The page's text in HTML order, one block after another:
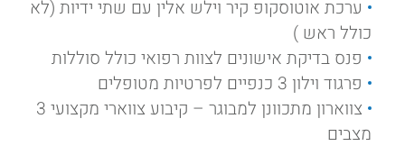
ערכת אוטוסקופ קיר וילש אלין עם שתי ידיות (לא
כולל ראש )
פנס בדיקת אישונים לצוות רפואי כולל סוללות
פרגוד וילון 3 כנפיים לפרטיות מטופלים
צווארון מתכוונן למבוגר – קיבוע צווארי מקצועי 3
מצבים